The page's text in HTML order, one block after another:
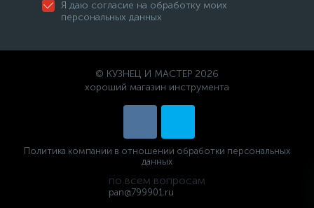
Я даю согласие на обработку моих
персональных данных
© КУЗНЕЦ И МАСТЕР 2026
хороший магазин инструмента
Политика компании в отношении обработки персональных
данных
по всем вопросам
pan@799901.ru